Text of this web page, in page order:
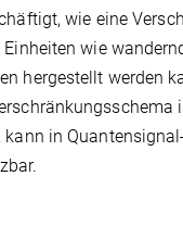
wie eine
wie
hergestellt werden
in